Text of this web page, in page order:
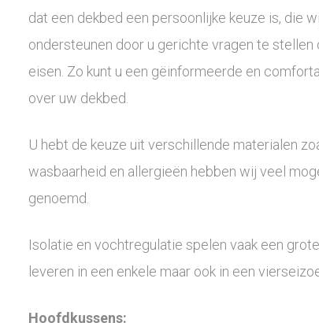
dat een dekbed een persoonlijke keuze is, die
ondersteunen door u gerichte vragen te stellen
eisen. Zo kunt u een gëinformeerde en
over uw dekbed.
U hebt de keuze uit verschillende materialen
wasbaarheid en allergieën hebben wij veel
genoemd.
Isolatie en vochtregulatie spelen vaak een
leveren in een enkele maar ook in een
Hoofdkussens: